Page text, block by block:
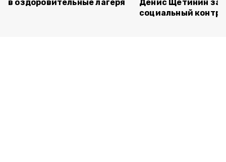
в оздоровительные лагеря
Денис Щетинин
социальный